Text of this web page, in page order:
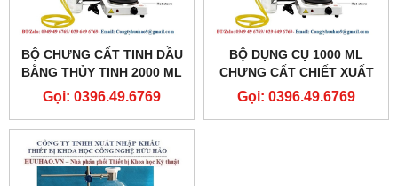
BỘ CHƯNG CẤT TINH DẦU
BẰNG THỦY TINH 2000 ML
DẠNG ĐỨNG CAO CẤP
Gọi: 0396.49.6769
BỘ DỤNG CỤ 1000 ML
CHƯNG CẤT CHIẾT XUẤT
TINH DẦU DẠNG ĐỨNG
BẰNG HƠI NƯỚC MINI
Gọi: 0396.49.6769